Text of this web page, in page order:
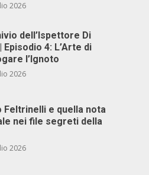
2026
dell’Ispettore Di
Episodio 4: L’Arte di
l’Ignoto
2026
Feltrinelli e quella nota
nei file segreti della
2026